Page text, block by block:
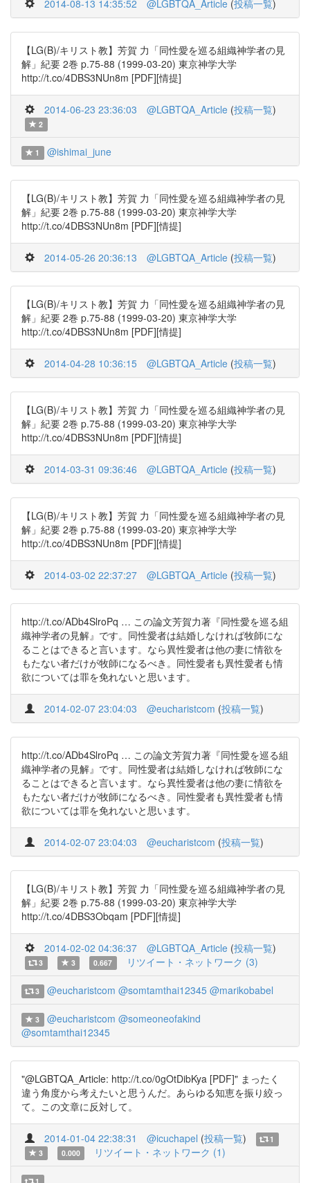
2014-08-13 14:35:52 @LGBTQA_Article (投稿一覧)
【LG(B)/キリスト教】芳賀 力「同性愛を巡る組織神学者の見
解」紀要 2巻 p.75-88 (1999-03-20) 東京神学大学
http://t.co/4DBS3NUn8m [PDF][情提]
2014-06-23 23:36:03 @LGBTQA_Article (投稿一覧)
2
1 @ishimai_june
【LG(B)/キリスト教】芳賀 力「同性愛を巡る組織神学者の見
解」紀要 2巻 p.75-88 (1999-03-20) 東京神学大学
http://t.co/4DBS3NUn8m [PDF][情提]
2014-05-26 20:36:13 @LGBTQA_Article (投稿一覧)
【LG(B)/キリスト教】芳賀 力「同性愛を巡る組織神学者の見
解」紀要 2巻 p.75-88 (1999-03-20) 東京神学大学
http://t.co/4DBS3NUn8m [PDF][情提]
2014-04-28 10:36:15 @LGBTQA_Article (投稿一覧)
【LG(B)/キリスト教】芳賀 力「同性愛を巡る組織神学者の見
解」紀要 2巻 p.75-88 (1999-03-20) 東京神学大学
http://t.co/4DBS3NUn8m [PDF][情提]
2014-03-31 09:36:46 @LGBTQA_Article (投稿一覧)
【LG(B)/キリスト教】芳賀 力「同性愛を巡る組織神学者の見
解」紀要 2巻 p.75-88 (1999-03-20) 東京神学大学
http://t.co/4DBS3NUn8m [PDF][情提]
2014-03-02 22:37:27 @LGBTQA_Article (投稿一覧)
http://t.co/ADb4SlroPq … この論文芳賀力著『同性愛を巡る組
織神学者の見解』です。同性愛者は結婚しなければ牧師にな
ることはできると言います。なら異性愛者は他の妻に情欲を
もたない者だけが牧師になるべき。同性愛者も異性愛者も情
欲については罪を免れないと思います。
2014-02-07 23:04:03 @eucharistcom (投稿一覧)
http://t.co/ADb4SlroPq … この論文芳賀力著『同性愛を巡る組
織神学者の見解』です。同性愛者は結婚しなければ牧師にな
ることはできると言います。なら異性愛者は他の妻に情欲を
もたない者だけが牧師になるべき。同性愛者も異性愛者も情
欲については罪を免れないと思います。
2014-02-07 23:04:03 @eucharistcom (投稿一覧)
【LG(B)/キリスト教】芳賀 力「同性愛を巡る組織神学者の見
解」紀要 2巻 p.75-88 (1999-03-20) 東京神学大学
http://t.co/4DBS3Obqam [PDF][情提]
2014-02-02 04:36:37 @LGBTQA_Article (投稿一覧)
3 3 0.667 リツイート・ネットワーク (3)
3 @eucharistcom @somtamthai12345 @marikobabel
3 @eucharistcom @someoneofakind
@somtamthai12345
"@LGBTQA_Article: http://t.co/0gOtDibKya [PDF]" まったく
違う角度から考えたいと思うんだ。あらゆる知恵を振り絞っ
て。この文章に反対して。
2014-01-04 22:38:31 @icuchapel (投稿一覧)
1
3
0.000 リツイート・ネットワーク (1)